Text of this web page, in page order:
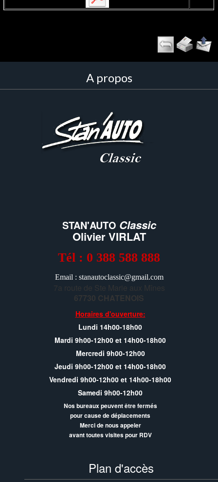
A propos
STAN'AUTO Classic
Olivier VIRLAT
Tél : 0 388 588 888
Email : stanautoclassic@gmail.com
7a route de Ste Marie aux Mînes
67730 CHATENOIS
Horaires d'ouverture:
Lundi 14h00-18h00
Mardi 9h00-12h00 et 14h00-18h00
Mercredi 9h00-12h00
Jeudi 9h00-12h00 et 14h00-18h00
Vendredi 9h00-12h00 et 14h00-18h00
Samedi 9h00-12h00
Nos bureaux peuvent être fermés
pour cause de déplacements
Merci de nous appeler
avant toutes visites pour RDV
Plan d'accès